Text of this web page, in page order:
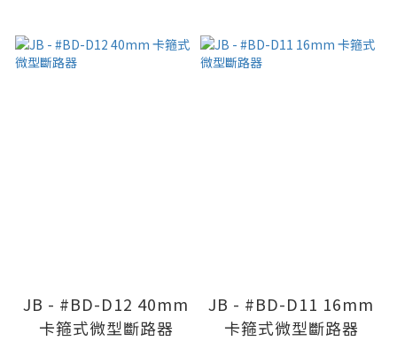
JB - #BD-D12 40mm
卡箍式微型斷路器
JB - #BD-D11 16mm
卡箍式微型斷路器